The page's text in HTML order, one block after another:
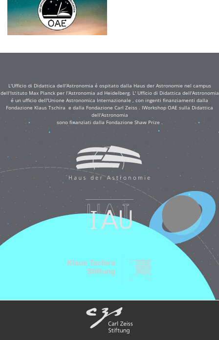
L'Ufficio di Didattica dell'Astronomia é ospitato dalla Haus der Astronomie nel campus
dell'Istituto Max Planck per l'Astronomia ad Heidelberg. L' Ufficio di Didattica dell'Astronomia
é un ufficio dell'Unione Astronomica Internazionale , con ingenti finanziamenti dalla
Fondazione Klaus Tschira e dalla Fondazione Carl Zeiss . IWorkshop OAE sulla Didattica
dell'Astronomia
sono finanziati dalla Fondazione Shaw Prize .